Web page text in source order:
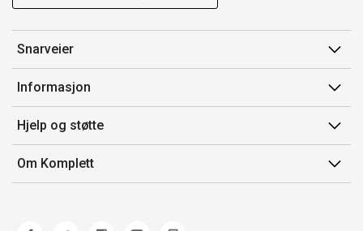
Snarveier
Min side
Ordreoversikt
Flex
Komplett Club
Informasjon
Salgsbetingelser
Medlemsvilkår for Komplett Club
Merker/produsent
Hjelp og støtte
Kontakt oss
Kundeservice
Om Komplett